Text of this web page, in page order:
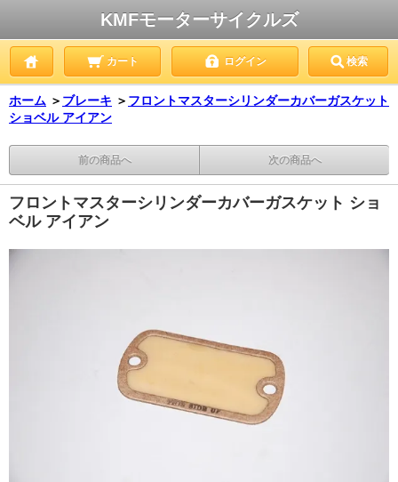
KMFモーターサイクルズ
カート ログイン 検索
ホーム ＞ ブレーキ ＞ フロントマスターシリンダーカバーガスケット
ショベル アイアン
前の商品へ 次の商品へ
フロントマスターシリンダーカバーガスケット ショ
ベル アイアン